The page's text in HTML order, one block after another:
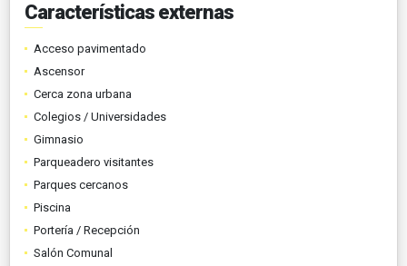
Características externas
Acceso pavimentado
Ascensor
Cerca zona urbana
Colegios / Universidades
Gimnasio
Parqueadero visitantes
Parques cercanos
Piscina
Portería / Recepción
Salón Comunal